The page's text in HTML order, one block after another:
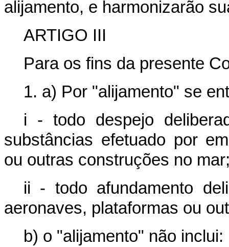
alijamento, e harmonizarão
ARTIGO III
Para os fins da presente
1. a) Por "alijamento" se
i - todo despejo
substâncias efetuado por
ou outras construções no
ii - todo afundamento
aeronaves, plataformas ou
b) o "alijamento" não inclui: